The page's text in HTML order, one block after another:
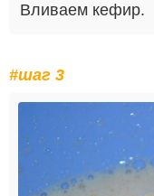
Вливаем кефир.
#шаг 3